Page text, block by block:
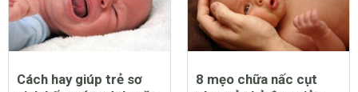
Cách hay giúp trẻ sơ
8 mẹo chữa nấc cụt